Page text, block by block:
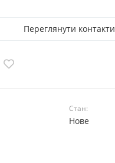
Переглянути контакти
Стан:
Нове